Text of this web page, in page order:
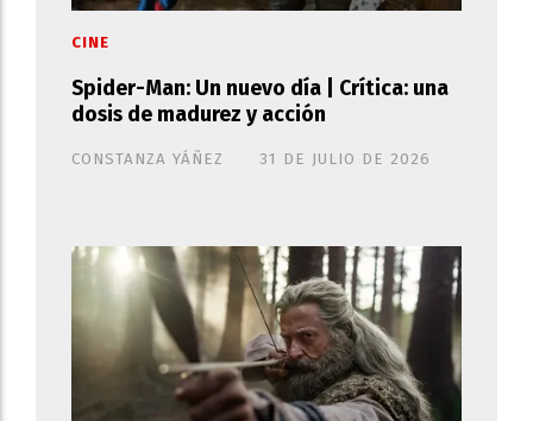
Spider-Man: Un nuevo día | Crítica: una
dosis de madurez y acción
CONSTANZA YÁÑEZ
CINE
31 DE JULIO DE 2026